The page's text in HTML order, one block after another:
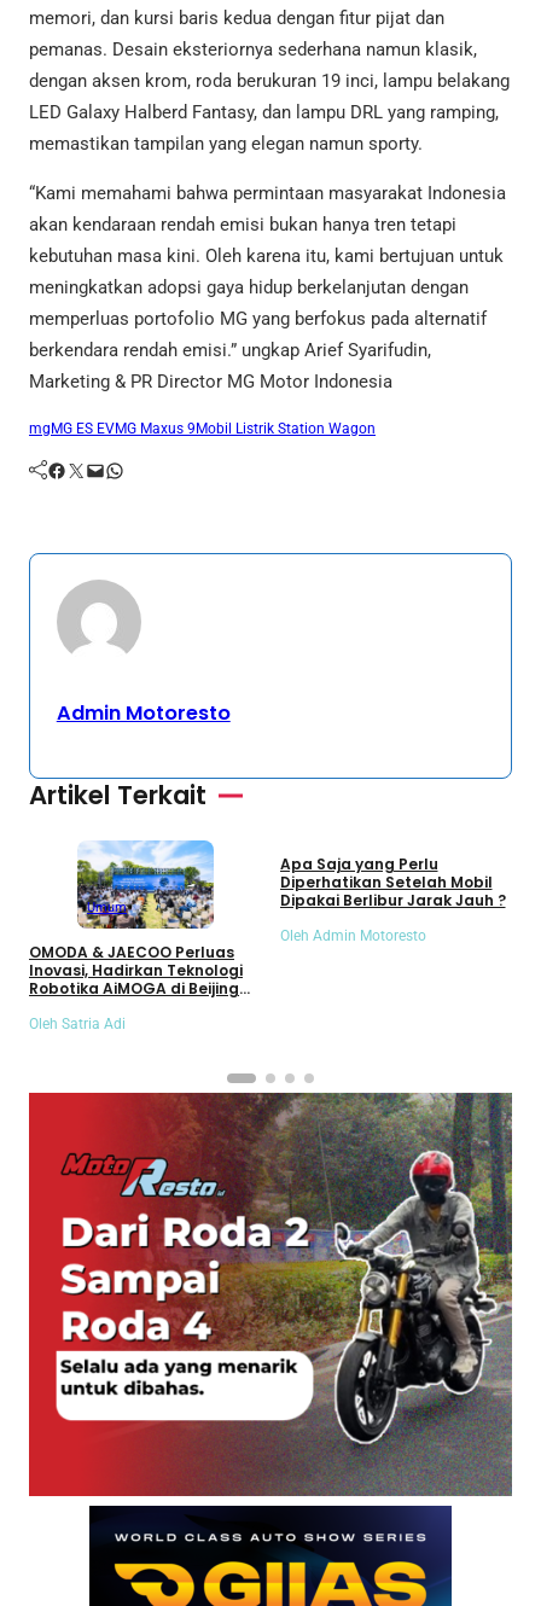
memori, dan kursi baris kedua dengan fitur pijat dan
pemanas. Desain eksteriornya sederhana namun klasik,
dengan aksen krom, roda berukuran 19 inci, lampu belakang
LED Galaxy Halberd Fantasy, dan lampu DRL yang ramping,
memastikan tampilan yang elegan namun sporty.
“Kami memahami bahwa permintaan masyarakat Indonesia
akan kendaraan rendah emisi bukan hanya tren tetapi
kebutuhan masa kini. Oleh karena itu, kami bertujuan untuk
meningkatkan adopsi gaya hidup berkelanjutan dengan
memperluas portofolio MG yang berfokus pada alternatif
berkendara rendah emisi.” ungkap Arief Syarifudin,
Marketing & PR Director MG Motor Indonesia
mgMG ES EVMG Maxus 9Mobil Listrik Station Wagon
Facebook Twitter Mail WhatsApp
Admin Motoresto
Artikel Terkait
Umum
OMODA & JAECOO Perluas
Inovasi, Hadirkan Teknologi
Robotika AiMOGA di Beijing
Oleh Satria Adi
Apa Saja yang Perlu
Diperhatikan Setelah Mobil
Dipakai Berlibur Jarak Jauh ?
Oleh Admin Motoresto